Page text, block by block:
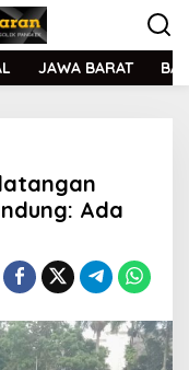
JAWA BARAT
Ada